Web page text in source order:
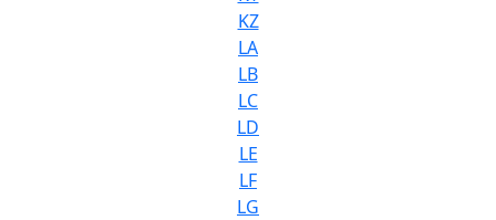
KZ
LA
LB
LC
LD
LE
LF
LG